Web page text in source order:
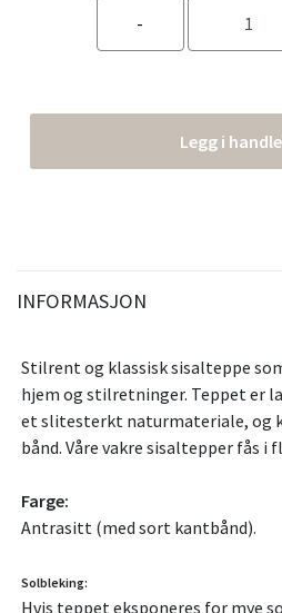
Legg i
INFORMASJON
Stilrent og klassisk sisalteppe
hjem og stilretninger. Teppet er
et slitesterkt naturmateriale, og
bånd. Våre vakre sisaltepper fås i
Farge:
Antrasitt (med sort kantbånd).
Solbleking:
Hvis teppet eksponeres for mye